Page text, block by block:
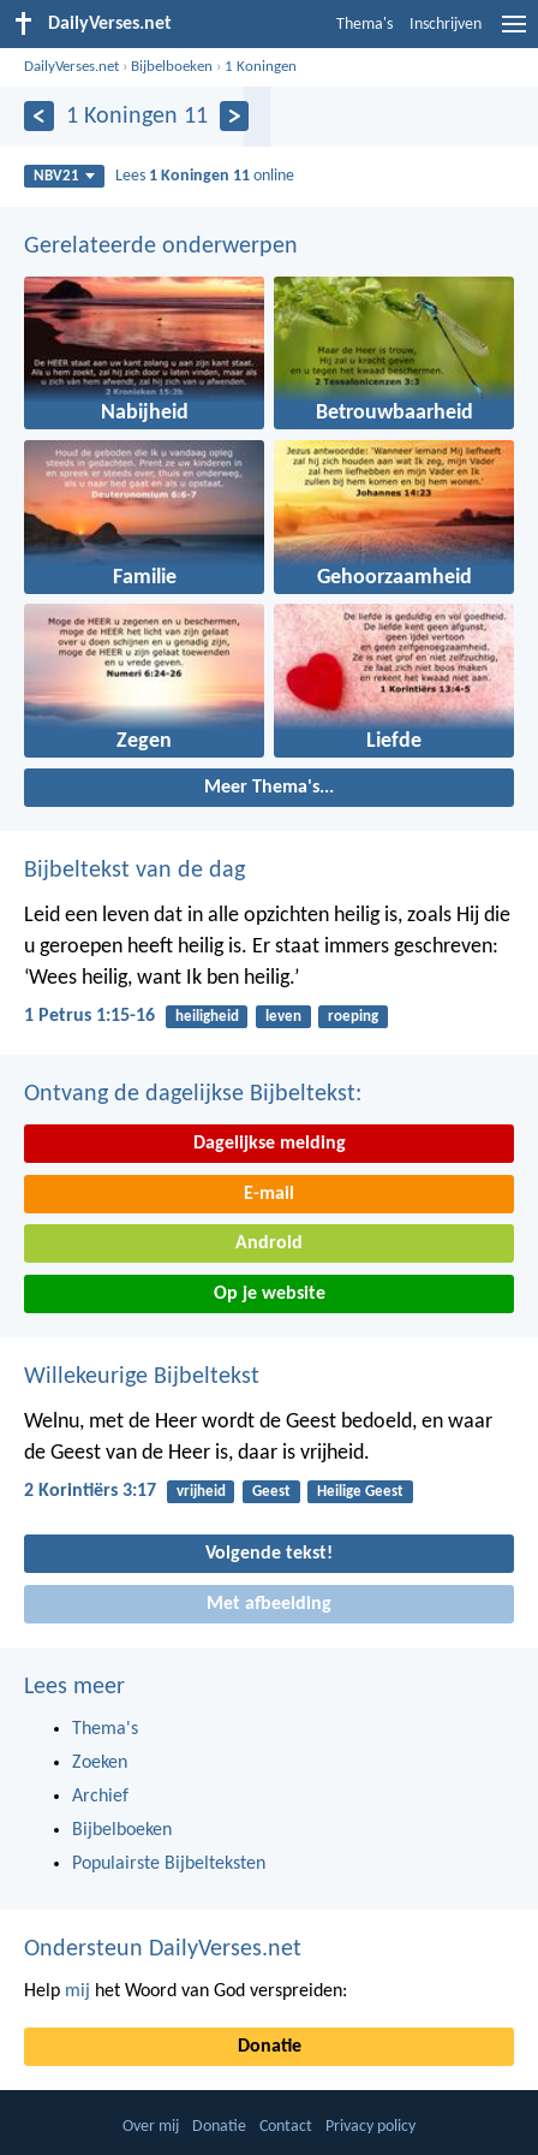
DailyVerses.net Thema's Inschrijven
DailyVerses.net › Bijbelboeken › 1 Koningen
1 Koningen 11
NBV21 Lees 1 Koningen 11 online
Gerelateerde onderwerpen
Nabijheid Betrouwbaarheid
Familie Gehoorzaamheid
Zegen Liefde
Meer Thema's...
Bijbeltekst van de dag
Leid een leven dat in alle opzichten heilig is, zoals Hij die
u geroepen heeft heilig is. Er staat immers geschreven:
‘Wees heilig, want Ik ben heilig.’
1 Petrus 1:15-16 heiligheid leven roeping
Ontvang de dagelijkse Bijbeltekst:
Dagelijkse melding
E-mail
Android
Op je website
Willekeurige Bijbeltekst
Welnu, met de Heer wordt de Geest bedoeld, en waar
de Geest van de Heer is, daar is vrijheid.
2 Korintiërs 3:17 vrijheid Geest Heilige Geest
Volgende tekst!
Met afbeelding
Lees meer
Thema's
Zoeken
Archief
Bijbelboeken
Populairste Bijbelteksten
Ondersteun DailyVerses.net
Help mij het Woord van God verspreiden:
Donatie
Over mij Donatie Contact Privacy policy